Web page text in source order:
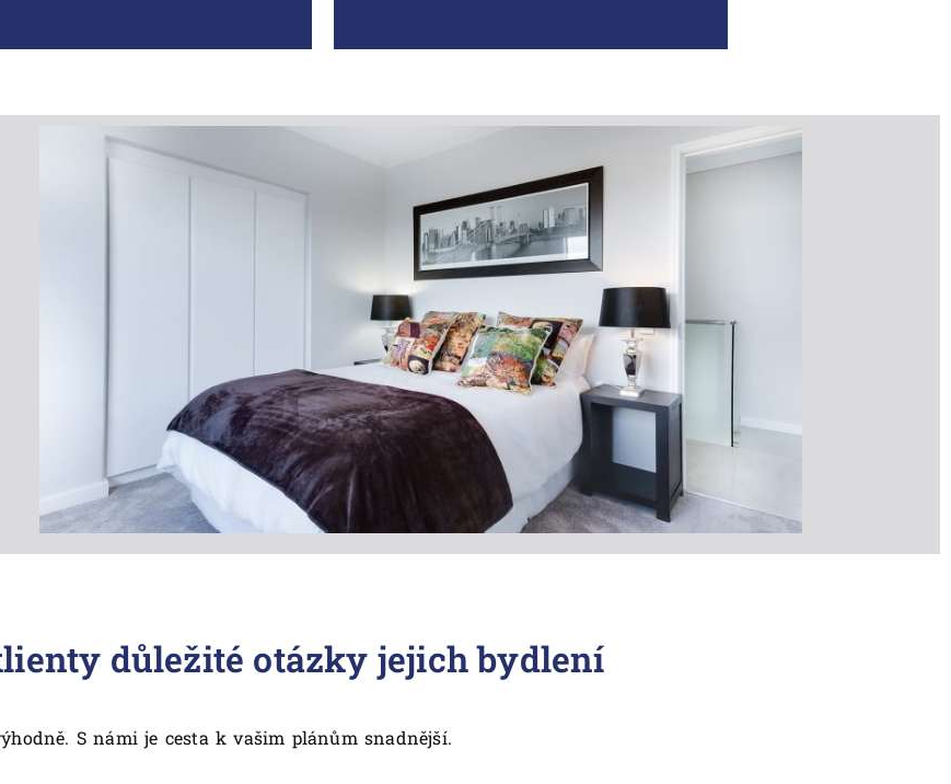
se o vaši nemovitost
Máme pro vás srovnání všech
Více informací
důležité otázky jejich bydlení
S námi je cesta k vašim plánům snadnější.